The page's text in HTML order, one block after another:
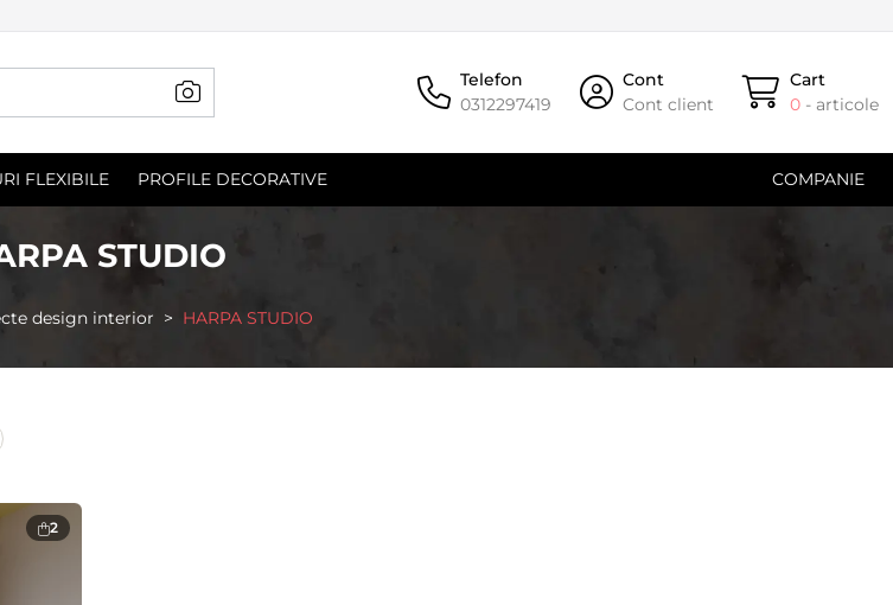
Telefon
0312297419
Cont
Cont client
Cart
0 - articole
FLEXIBILE PROFILE DECORATIVE COMPANIE
STUDIO
design interior HARPA STUDIO
2